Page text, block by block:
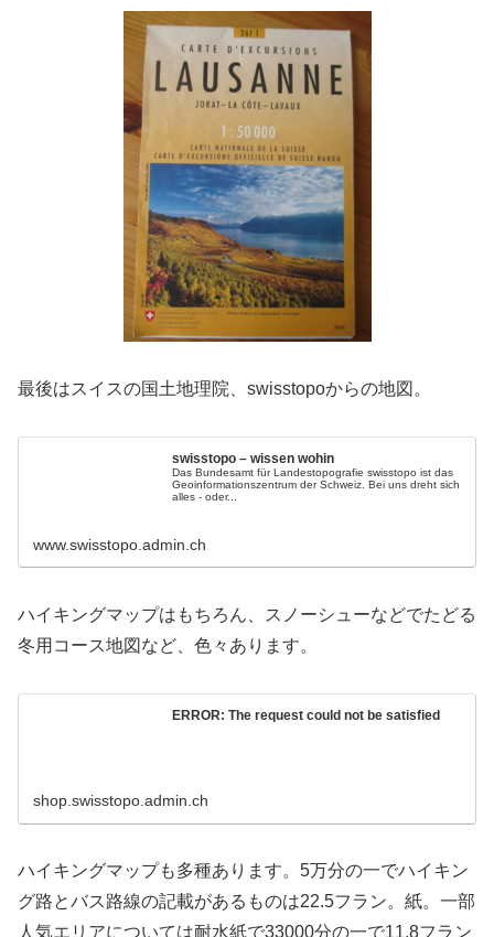
最後はスイスの国土地理院、swisstopoからの地図。
swisstopo – wissen wohin
Das Bundesamt für Landestopografie swisstopo ist das
Geoinformationszentrum der Schweiz. Bei uns dreht sich
alles - oder...
www.swisstopo.admin.ch
ハイキングマップはもちろん、スノーシューなどでたどる
冬用コース地図など、色々あります。
ERROR: The request could not be satisfied
shop.swisstopo.admin.ch
ハイキングマップも多種あります。5万分の一でハイキン
グ路とバス路線の記載があるものは22.5フラン。紙。一部
人気エリアについては耐水紙で33000分の一で11.8フラン